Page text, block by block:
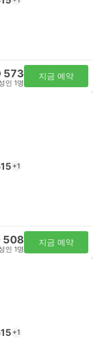
573
인 1명
지금 예약
+1
508
인 1명
지금 예약
+1